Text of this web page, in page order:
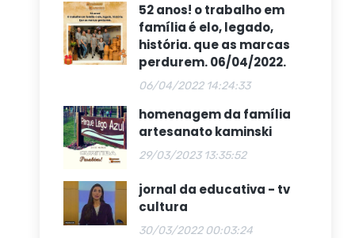
52 anos! o trabalho em
família é elo, legado,
história. que as marcas
perdurem. 06/04/2022.
06/04/2022 14:24:33
homenagem da família
artesanato kaminski
29/03/2023 13:35:52
jornal da educativa - tv
cultura
30/03/2022 00:03:24